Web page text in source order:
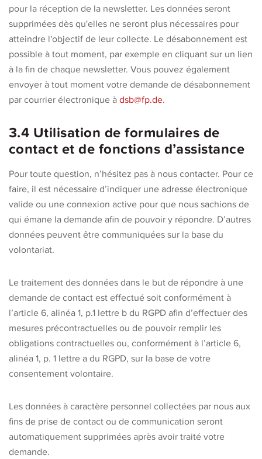
pour la réception de la newsletter. Les données seront
supprimées dès qu'elles ne seront plus nécessaires pour
atteindre l'objectif de leur collecte. Le désabonnement est
possible à tout moment, par exemple en cliquant sur un lien
à la fin de chaque newsletter. Vous pouvez également
envoyer à tout moment votre demande de désabonnement
par courrier électronique à dsb@fp.de.
3.4 Utilisation de formulaires de
contact et de fonctions d’assistance
Pour toute question, n’hésitez pas à nous contacter. Pour ce
faire, il est nécessaire d’indiquer une adresse électronique
valide ou une connexion active pour que nous sachions de
qui émane la demande afin de pouvoir y répondre. D’autres
données peuvent être communiquées sur la base du
volontariat.
Le traitement des données dans le but de répondre à une
demande de contact est effectué soit conformément à
l’article 6, alinéa 1, p.1 lettre b du RGPD afin d’effectuer des
mesures précontractuelles ou de pouvoir remplir les
obligations contractuelles ou, conformément à l’article 6,
alinéa 1, p. 1 lettre a du RGPD, sur la base de votre
consentement volontaire.
Les données à caractère personnel collectées par nous aux
fins de prise de contact ou de communication seront
automatiquement supprimées après avoir traité votre
demande.